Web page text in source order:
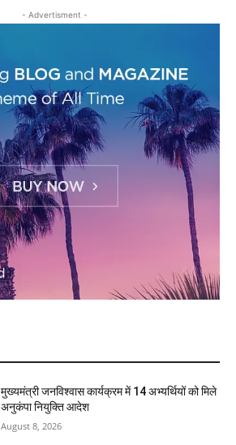
- Advertisment -
मुख्यमंत्री जनविश्वास कार्यक्रम में 14 अभ्यर्थियों को मिले
अनुकंपा नियुक्ति आदेश
August 8, 2026